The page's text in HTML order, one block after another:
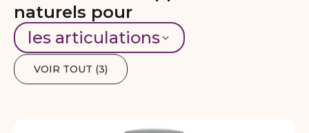
naturels pour
les articulations
VOIR TOUT (3)